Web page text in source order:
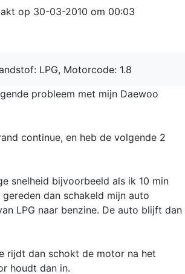
op 30-03-2010 om 00:03
LPG, Motorcode: 1.8
probleem met mijn Daewoo
continue, en heb de volgende 2
snelheid bijvoorbeeld als ik 10 min
dan schakeld mijn auto
LPG naar benzine. De auto blijft dan
rijdt dan schokt de motor na het
houdt dan in.